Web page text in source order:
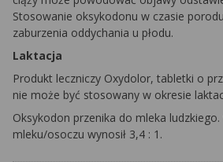
Stosowanie oksykodonu w czasie
zaburzenia oddychania u płodu.
Laktacja
Produkt leczniczy Oxydolor, tabletki o
nie może być stosowany w okresie
Oksykodon przenika do mleka
mleku/osoczu wynosił 3,4 : 1.